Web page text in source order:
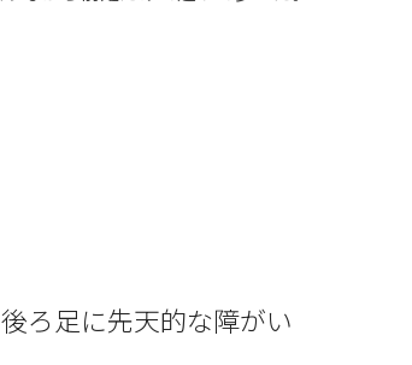
後ろ足に先天的な障がい